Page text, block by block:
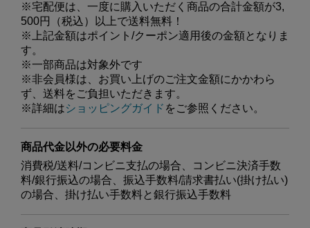
※宅配便は、一度に購入いただく商品の合計金額が3,
500円（税込）以上で送料無料！
※上記金額はポイント/クーポン適用後の金額となりま
す。
※一部商品は対象外です
※非会員様は、お買い上げのご注文金額にかかわら
ず、送料をご負担いただきます。
※詳細はショッピングガイド をご参照ください。
商品代金以外の必要料金
消費税/送料/コンビニ支払の場合、コンビニ決済手数
料/銀行振込の場合、振込手数料/請求書払い(掛け払い)
の場合、掛け払い手数料と銀行振込手数料